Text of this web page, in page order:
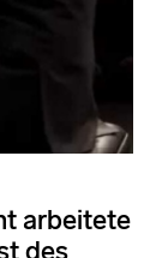
arbeitete
des